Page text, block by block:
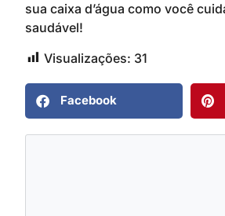
sua caixa d’água como você
saudável!
Visualizações: 31
Facebook